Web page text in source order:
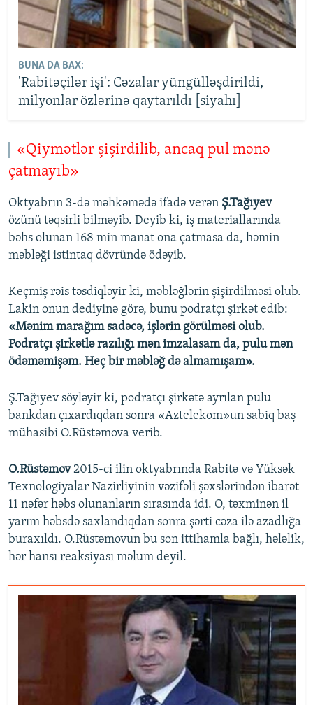
BUNA DA BAX:
'Rabitəçilər işi': Cəzalar yüngülləşdirildi,
milyonlar özlərinə qaytarıldı [siyahı]
«Qiymətlər şişirdilib, ancaq pul mənə
çatmayıb»
Oktyabrın 3-də məhkəmədə ifadə verən Ş.Tağıyev
özünü təqsirli bilməyib. Deyib ki, iş materiallarında
bəhs olunan 168 min manat ona çatmasa da, həmin
məbləği istintaq dövründə ödəyib.
Keçmiş rəis təsdiqləyir ki, məbləğlərin şişirdilməsi olub.
Lakin onun dediyinə görə, bunu podratçı şirkət edib:
«Mənim marağım sadəcə, işlərin görülməsi olub.
Podratçı şirkətlə razılığı mən imzalasam da, pulu mən
ödəməmişəm. Heç bir məbləğ də almamışam».
Ş.Tağıyev söyləyir ki, podratçı şirkətə ayrılan pulu
bankdan çıxardıqdan sonra «Aztelekom»un sabiq baş
mühasibi O.Rüstəmova verib.
O.Rüstəmov2015-ci ilin oktyabrında Rabitə və Yüksək
Texnologiyalar Nazirliyinin vəzifəli şəxslərindən ibarət
11 nəfər həbs olunanların sırasında idi. O, təxminən il
yarım həbsdə saxlandıqdan sonra şərti cəza ilə azadlığa
buraxıldı. O.Rüstəmovun bu son ittihamla bağlı, hələlik,
hər hansı reaksiyası məlum deyil.